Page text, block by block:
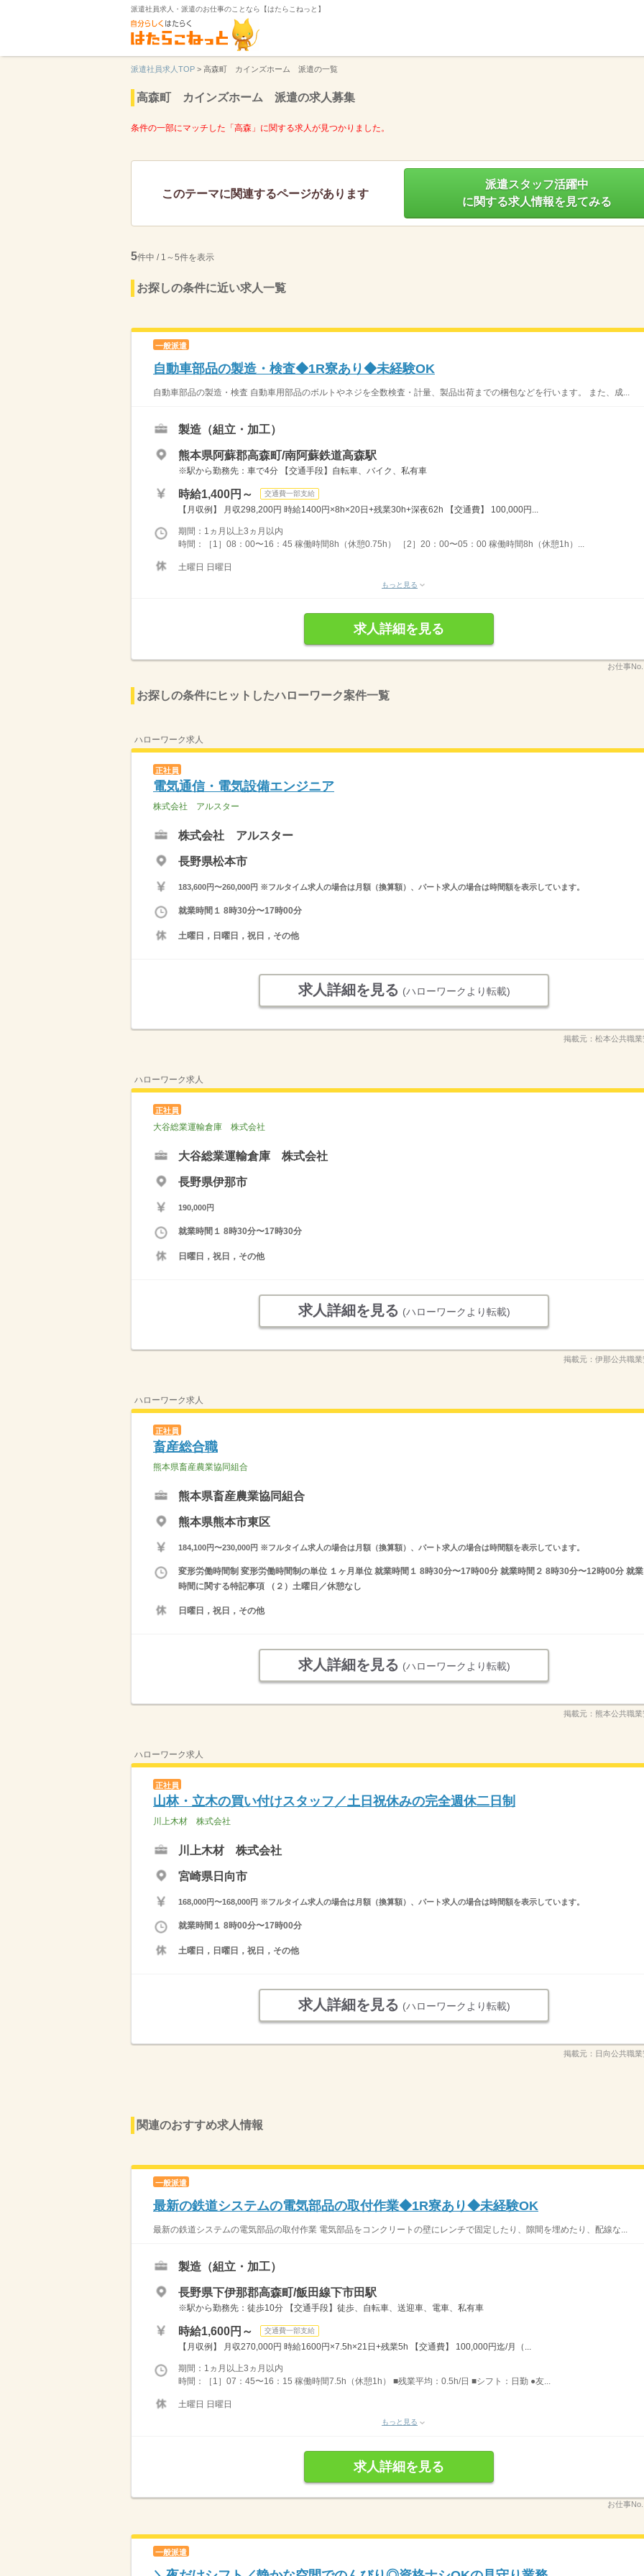
派遣社員求人・派遣のお仕事のことなら【はたらこねっと】
派遣社員求人TOP > 高森町 カインズホーム 派遣の一覧
高森町 カインズホーム 派遣の求人募集
条件の一部にマッチした「高森」に関する求人が見つかりました。
このテーマに関連するページがあります
派遣スタッフ活躍中
に関する求人情報を見てみる
5件中 / 1～5件を表示
お探しの条件に近い求人一覧
一般派遣
自動車部品の製造・検査◆1R寮あり◆未経験OK
自動車部品の製造・検査 自動車用部品のボルトやネジを全数検査・計量、製品出荷までの梱包などを行います。 また、成...
製造（組立・加工）
熊本県阿蘇郡高森町/南阿蘇鉄道高森駅
※駅から勤務先：車で4分 【交通手段】自転車、バイク、私有車
時給1,400円～ 交通費一部支給
【月収例】 月収298,200円 時給1400円×8h×20日+残業30h+深夜62h 【交通費】 100,000円...
期間：1ヵ月以上3ヵ月以内
時間：［1］08：00〜16：45 稼働時間8h（休憩0.75h） ［2］20：00〜05：00 稼働時間8h（休憩1h）...
土曜日 日曜日
もっと見る
求人詳細を見る
お仕事
お探しの条件にヒットしたハローワーク案件一覧
ハローワーク求人
正社員
電気通信・電気設備エンジニア
株式会社 アルスター
株式会社 アルスター
長野県松本市
183,600円〜260,000円 ※フルタイム求人の場合は月額（換算額）、パート求人の場合は時間額を表示しています。
就業時間１ 8時30分〜17時00分
土曜日，日曜日，祝日，その他
求人詳細を見る (ハローワークより転載)
掲載元： 松本公共職
ハローワーク求人
正社員
大谷総業運輸倉庫 株式会社
大谷総業運輸倉庫 株式会社
長野県伊那市
190,000円
就業時間１ 8時30分〜17時30分
日曜日，祝日，その他
求人詳細を見る (ハローワークより転載)
掲載元： 伊那公共職
ハローワーク求人
正社員
畜産総合職
熊本県畜産農業協同組合
熊本県畜産農業協同組合
熊本県熊本市東区
184,100円〜230,000円 ※フルタイム求人の場合は月額（換算額）、パート求人の場合は時間額を表示しています。
変形労働時間制 変形労働時間制の単位 １ヶ月単位 就業時間１ 8時30分〜17時00分 就業時間２ 8時30分〜12時00分 就業
時間に関する特記事項 （２）土曜日／休憩なし
日曜日，祝日，その他
求人詳細を見る (ハローワークより転載)
掲載元： 熊本公共職
ハローワーク求人
正社員
山林・立木の買い付けスタッフ／土日祝休みの完全週休二日制
川上木材 株式会社
川上木材 株式会社
宮崎県日向市
168,000円〜168,000円 ※フルタイム求人の場合は月額（換算額）、パート求人の場合は時間額を表示しています。
就業時間１ 8時00分〜17時00分
土曜日，日曜日，祝日，その他
求人詳細を見る (ハローワークより転載)
掲載元： 日向公共職
関連のおすすめ求人情報
一般派遣
最新の鉄道システムの電気部品の取付作業◆1R寮あり◆未経験OK
最新の鉄道システムの電気部品の取付作業 電気部品をコンクリートの壁にレンチで固定したり、隙間を埋めたり、配線な...
製造（組立・加工）
長野県下伊那郡高森町/飯田線下市田駅
※駅から勤務先：徒歩10分 【交通手段】徒歩、自転車、送迎車、電車、私有車
時給1,600円～ 交通費一部支給
【月収例】 月収270,000円 時給1600円×7.5h×21日+残業5h 【交通費】 100,000円迄/月（...
期間：1ヵ月以上3ヵ月以内
時間：［1］07：45〜16：15 稼働時間7.5h（休憩1h） ■残業平均：0.5h/日 ■シフト：日勤 ●友...
土曜日 日曜日
もっと見る
求人詳細を見る
お仕事
一般派遣